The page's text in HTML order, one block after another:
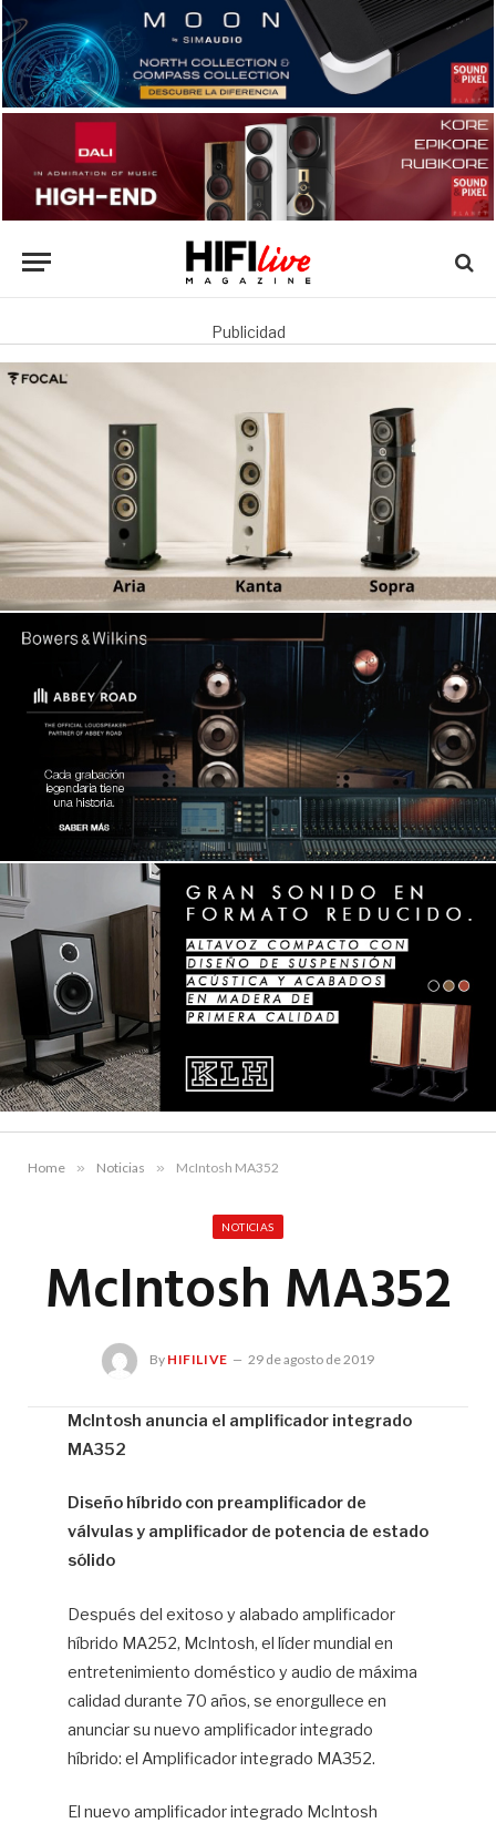
Publicidad
Home » Noticias » McIntosh MA352
NOTICIAS
McIntosh MA352
By HIFILIVE 29 de agosto de 2019
McIntosh anuncia el amplificador integrado
MA352
Diseño híbrido con preamplificador de
válvulas y amplificador de potencia de estado
sólido
Después del exitoso y alabado amplificador
híbrido MA252, McIntosh, el líder mundial en
entretenimiento doméstico y audio de máxima
calidad durante 70 años, se enorgullece en
anunciar su nuevo amplificador integrado
híbrido: el Amplificador integrado MA352.
El nuevo amplificador integrado McIntosh